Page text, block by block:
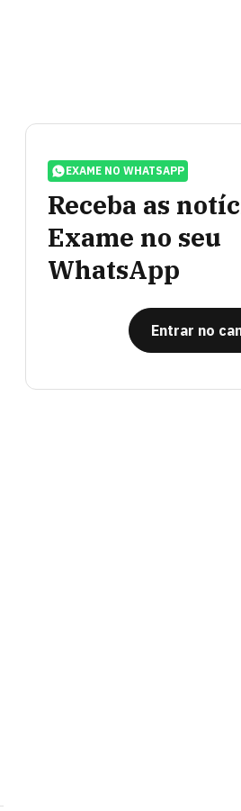
EXAME NO WHATSAPP
Receba as
Exame no seu
WhatsApp
Entrar no